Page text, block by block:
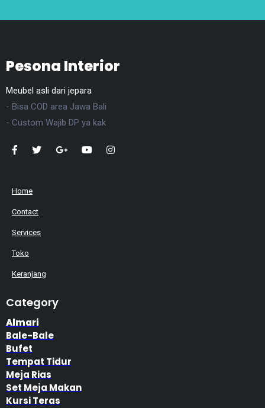
Pesona Interior
Meubel asli dari jepara
- Bisa COD area Jawa Bali
- Custom Wajib DP ya kak
Home
Contact
Services
Toko
Keranjang
Category
Almari
Bale-Bale
Bufet
Tempat Tidur
Meja Rias
Set Meja Makan
Kursi Teras